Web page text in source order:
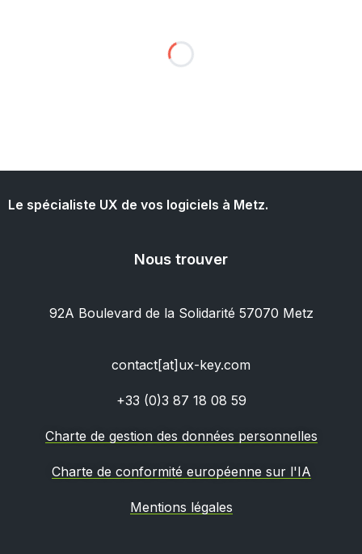
Le spécialiste UX de vos logiciels à Metz.
Nous trouver
92A Boulevard de la Solidarité 57070 Metz
contact[at]ux-key.com
+33 (0)3 87 18 08 59
Charte de gestion des données personnelles
Charte de conformité européenne sur l'IA
Mentions légales